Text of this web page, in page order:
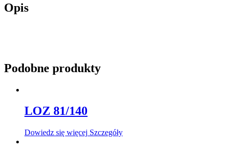
Opis
Podobne produkty
LOZ 81/140
Dowiedz się więcej Szczegóły